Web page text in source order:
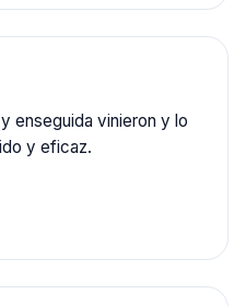
enseguida vinieron y lo
y eficaz.